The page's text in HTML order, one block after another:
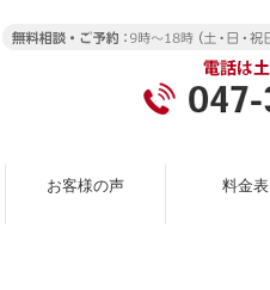
お客様の声 料金表